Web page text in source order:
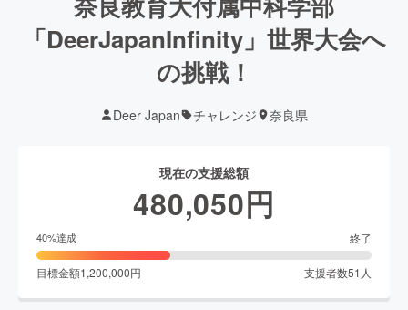
「DeerJapanInfinity」世界大会へ
の挑戦！
Deer Japan チャレンジ 奈良県
現在の支援総額
480,050円
40%達成 終了
目標金額1,200,000円 支援者数51 人